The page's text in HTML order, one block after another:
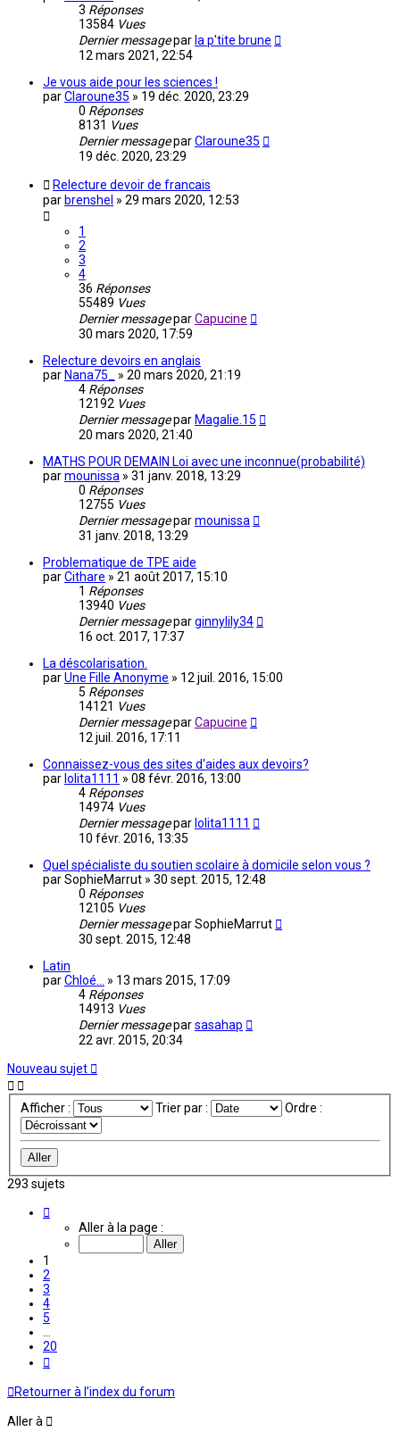
3 Réponses
13584 Vues
Dernier messagepar la p'tite brune
12 mars 2021, 22:54
Je vous aide pour les sciences !
parClaroune35 » 19 déc. 2020, 23:29
0 Réponses
8131 Vues
Dernier messageparClaroune35
19 déc. 2020, 23:29
Relecture devoir de francais
par brenshel » 29 mars 2020, 12:53
1
2
3
4
36 Réponses
55489 Vues
Dernier messageparCapucine
30 mars 2020, 17:59
Relecture devoirs en anglais
par Nana75_ » 20 mars 2020, 21:19
4 Réponses
12192 Vues
Dernier messagepar Magalie.15
20 mars 2020, 21:40
MATHS POUR DEMAIN Loi avec une inconnue(probabilité)
parmounissa » 31 janv. 2018, 13:29
0 Réponses
12755 Vues
Dernier messageparmounissa
31 janv. 2018, 13:29
Problematique de TPE aide
parCithare » 21 août 2017, 15:10
1 Réponses
13940 Vues
Dernier messageparginnylily34
16 oct. 2017, 17:37
La déscolarisation.
parUne Fille Anonyme » 12 juil. 2016, 15:00
5 Réponses
14121 Vues
Dernier messageparCapucine
12 juil. 2016, 17:11
Connaissez-vous des sites d'aides aux devoirs?
par lolita1111 » 08 févr. 2016, 13:00
4 Réponses
14974 Vues
Dernier messagepar lolita1111
10 févr. 2016, 13:35
Quel spécialiste du soutien scolaire à domicile selon vous ?
parSophieMarrut » 30 sept. 2015, 12:48
0 Réponses
12105 Vues
Dernier messageparSophieMarrut
30 sept. 2015, 12:48
Latin
parChloé... » 13 mars 2015, 17:09
4 Réponses
14913 Vues
Dernier messageparsasahap
22 avr. 2015, 20:34
Nouveau sujet
Afficher : Trier par : Ordre :
293 sujets
Aller à la page :
1
2
3
4
5
20
Retourner à l’index du forum
Aller à